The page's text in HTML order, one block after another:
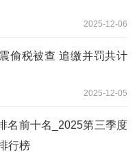
2025-12-06
偷税被查 追缴并罚共计
2025-12-05
名前十名_2025第三季度
行榜